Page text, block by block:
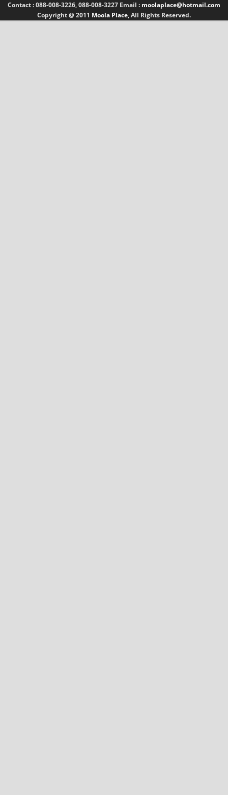
Contact :088-008-3226, 088-008-3227 Email : moolaplace@hotmail.com
Copyright @ 2011 Moola Place, All Rights Reserved.